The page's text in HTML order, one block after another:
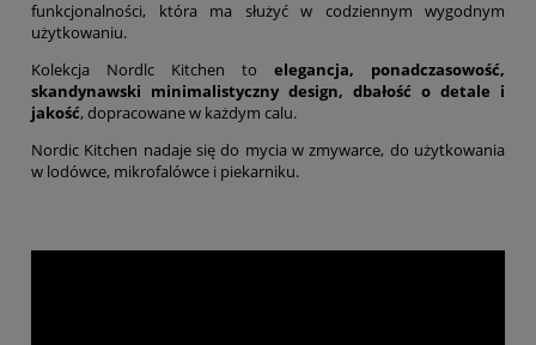
funkcjonalności, która ma służyć w codziennym wygodnym
użytkowaniu.
Kolekcja Nordlc Kitchen to elegancja, ponadczasowość,
skandynawski minimalistyczny design, dbałość o detale i
jakość, dopracowane w każdym calu.
Nordic Kitchen nadaje się do mycia w zmywarce, do użytkowania
w lodówce, mikrofalówce i piekarniku.